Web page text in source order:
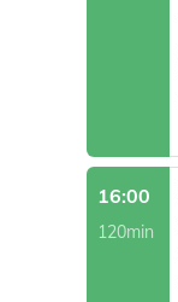
16:00
120min